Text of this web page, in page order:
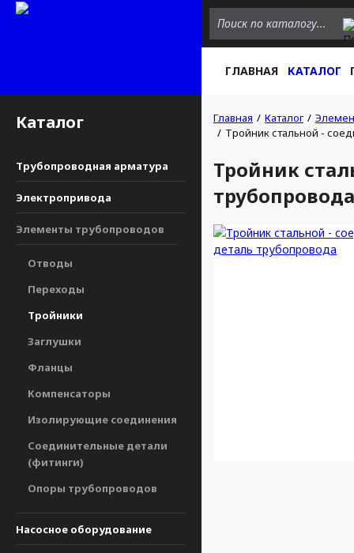
ГЛАВНАЯ КАТАЛОГ
Каталог
Трубопроводная арматура
Электропривода
Элементы трубопроводов
Отводы
Переходы
Тройники
Заглушки
Фланцы
Компенсаторы
Изолирующие соединения
Соединительные детали
(фитинги)
Опоры трубопроводов
Насосное оборудование
Главная Каталог
Тройник стальной -
Тройник
трубопровода